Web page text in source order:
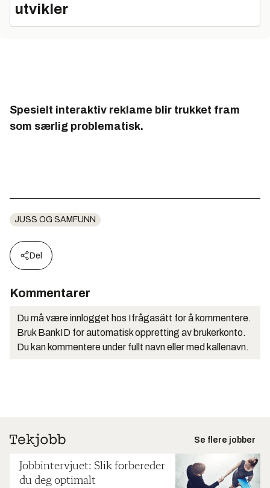
utvikler
Spesielt interaktiv reklame blir trukket fram
som særlig problematisk.
JUSS OG SAMFUNN
Del
Kommentarer
Du må være innlogget hos Ifrågasätt for å kommentere.
Bruk BankID for automatisk oppretting av brukerkonto.
Du kan kommentere under fullt navn eller med kallenavn.
Se flere jobber
Jobbintervjuet: Slik forbereder
du deg optimalt